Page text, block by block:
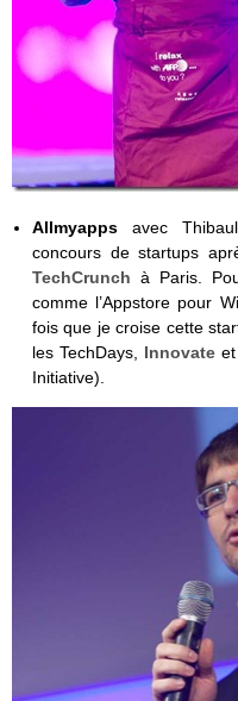
Allmyappsavec
concours de startups
TechCrunch à Paris.
comme l’Appstore pour
fois que je croise cette
les TechDays, Innovateet
Initiative).